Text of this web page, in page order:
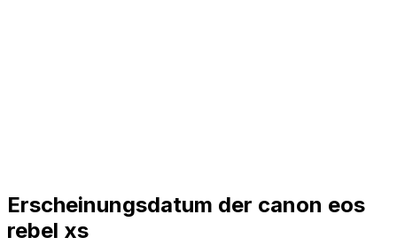
Erscheinungsdatum der canon eos
rebel xs